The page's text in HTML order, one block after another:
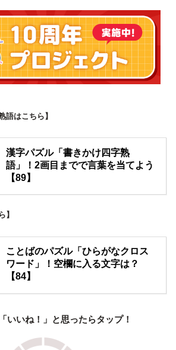
語はこちら】
漢字パズル「書きかけ四字熟
語」！2画目までで言葉を当てよう
【89】
】
ことばのパズル「ひらがなクロス
ワード」！空欄に入る文字は？
【84】
いいね！」と思ったらタップ！